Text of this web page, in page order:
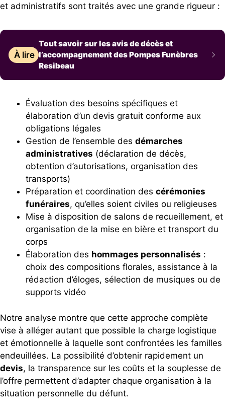
et administratifs sont traités avec une grande rigueur :
À lire
Tout savoir sur les avis de décès et
l’accompagnement des Pompes Funèbres
Resibeau
Évaluation des besoins spécifiques et
élaboration d’un devis gratuit conforme aux
obligations légales
Gestion de l’ensemble des démarches
administratives (déclaration de décès,
obtention d’autorisations, organisation des
transports)
Préparation et coordination des cérémonies
funéraires, qu’elles soient civiles ou religieuses
Mise à disposition de salons de recueillement, et
organisation de la mise en bière et transport du
corps
Élaboration des hommages personnalisés :
choix des compositions florales, assistance à la
rédaction d’éloges, sélection de musiques ou de
supports vidéo
Notre analyse montre que cette approche complète
vise à alléger autant que possible la charge logistique
et émotionnelle à laquelle sont confrontées les familles
endeuillées. La possibilité d’obtenir rapidement un
devis, la transparence sur les coûts et la souplesse de
l’offre permettent d’adapter chaque organisation à la
situation personnelle du défunt.